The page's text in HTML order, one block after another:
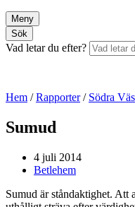
Meny
Sök
Vad letar du efter?
Hem /Rapporter/ Södra
Sumud
4 juli 2014
Betlehem
Sumud är ståndaktighet. Att